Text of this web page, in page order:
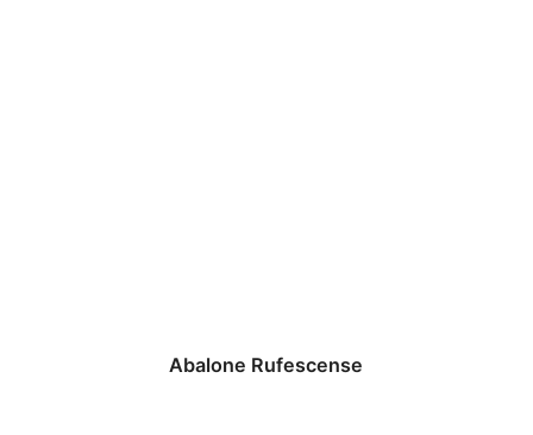
Abalone Rufescense